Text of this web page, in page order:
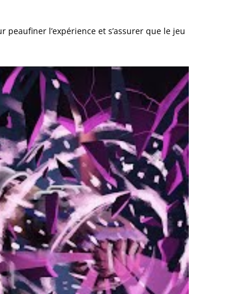
peaufiner l’expérience et s’assurer que le jeu